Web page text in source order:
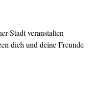
Stadt veranstalten
dich und deine Freunde